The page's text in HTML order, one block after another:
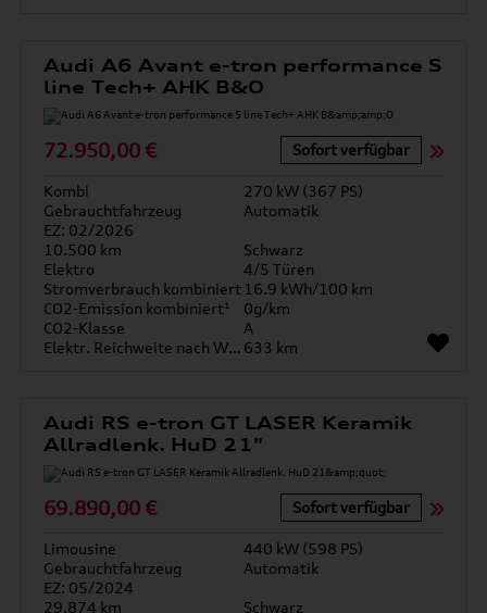
Audi A6 Avant e-tron performance S
line Tech+ AHK B&O
72.950,00 € Sofort verfügbar
Kombi
270 kW (367 PS)
Gebrauchtfahrzeug
Automatik
EZ: 02/2026
10.500 km
Schwarz
Elektro
4/5 Türen
Stromverbrauch kombiniert 16.9 kWh/100 km
CO2-Emission kombiniert¹
0g/km
CO2-Klasse
A
Elektr. Reichweite nach WLTP* 633 km
Audi RS e-tron GT LASER Keramik
Allradlenk. HuD 21"
69.890,00 € Sofort verfügbar
Limousine
440 kW (598 PS)
Gebrauchtfahrzeug
Automatik
EZ: 05/2024
29.874 km
Schwarz